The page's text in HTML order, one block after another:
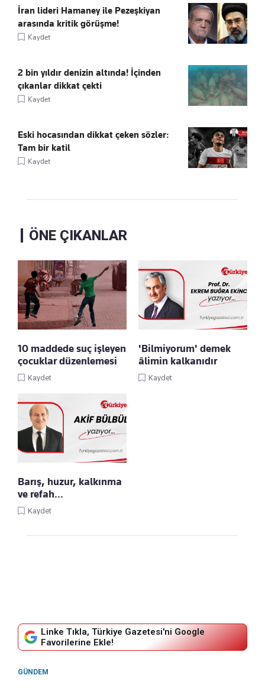
İran lideri Hamaney ile Pezeşkiyan
arasında kritik görüşme!
Kaydet
2 bin yıldır denizin altında! İçinden
çıkanlar dikkat çekti
Kaydet
Eski hocasından dikkat çeken sözler:
Tam bir katil
Kaydet
ÖNE ÇIKANLAR
10 maddede suç işleyen
çocuklar düzenlemesi
Kaydet
'Bilmiyorum' demek
âlimin kalkanıdır
Kaydet
Barış, huzur, kalkınma
ve refah…
Kaydet
Linke Tıkla, Türkiye Gazetesi'ni Google
Favorilerine Ekle!
GÜNDEM